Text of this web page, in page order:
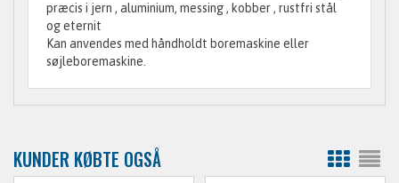
præcis i jern , aluminium, messing , kobber , rustfri stål
og eternit
Kan anvendes med håndholdt boremaskine eller
søjleboremaskine.
KUNDER KØBTE OGSÅ